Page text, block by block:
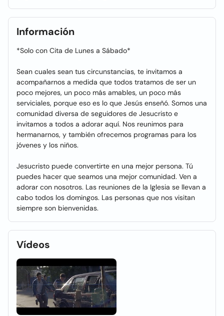
Información
*Solo con Cita de Lunes a Sábado*
Sean cuales sean tus circunstancias, te invitamos a
acompañarnos a medida que todos tratamos de ser un
poco mejores, un poco más amables, un poco más
serviciales, porque eso es lo que Jesús enseñó. Somos una
comunidad diversa de seguidores de Jesucristo e
invitamos a todos a adorar aquí. Nos reunimos para
hermanarnos, y también ofrecemos programas para los
jóvenes y los niños.
Jesucristo puede convertirte en una mejor persona. Tú
puedes hacer que seamos una mejor comunidad. Ven a
adorar con nosotros. Las reuniones de la Iglesia se llevan a
cabo todos los domingos. Las personas que nos visitan
siempre son bienvenidas.
Vídeos